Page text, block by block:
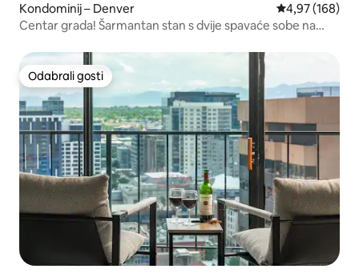
Kondominij – Denver Prosječna
4,97 (168)
Centar grada! Šarmantan stan s dvije spavaće sobe na
Odabrali gosti
Odabrali gosti